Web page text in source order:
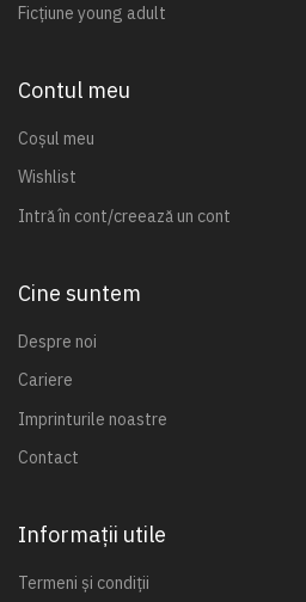
Ficțiune young adult
Contul meu
Coșul meu
Wishlist
Intră în cont/creează un cont
Cine suntem
Despre noi
Cariere
Imprinturile noastre
Contact
Informații utile
Termeni și condiții